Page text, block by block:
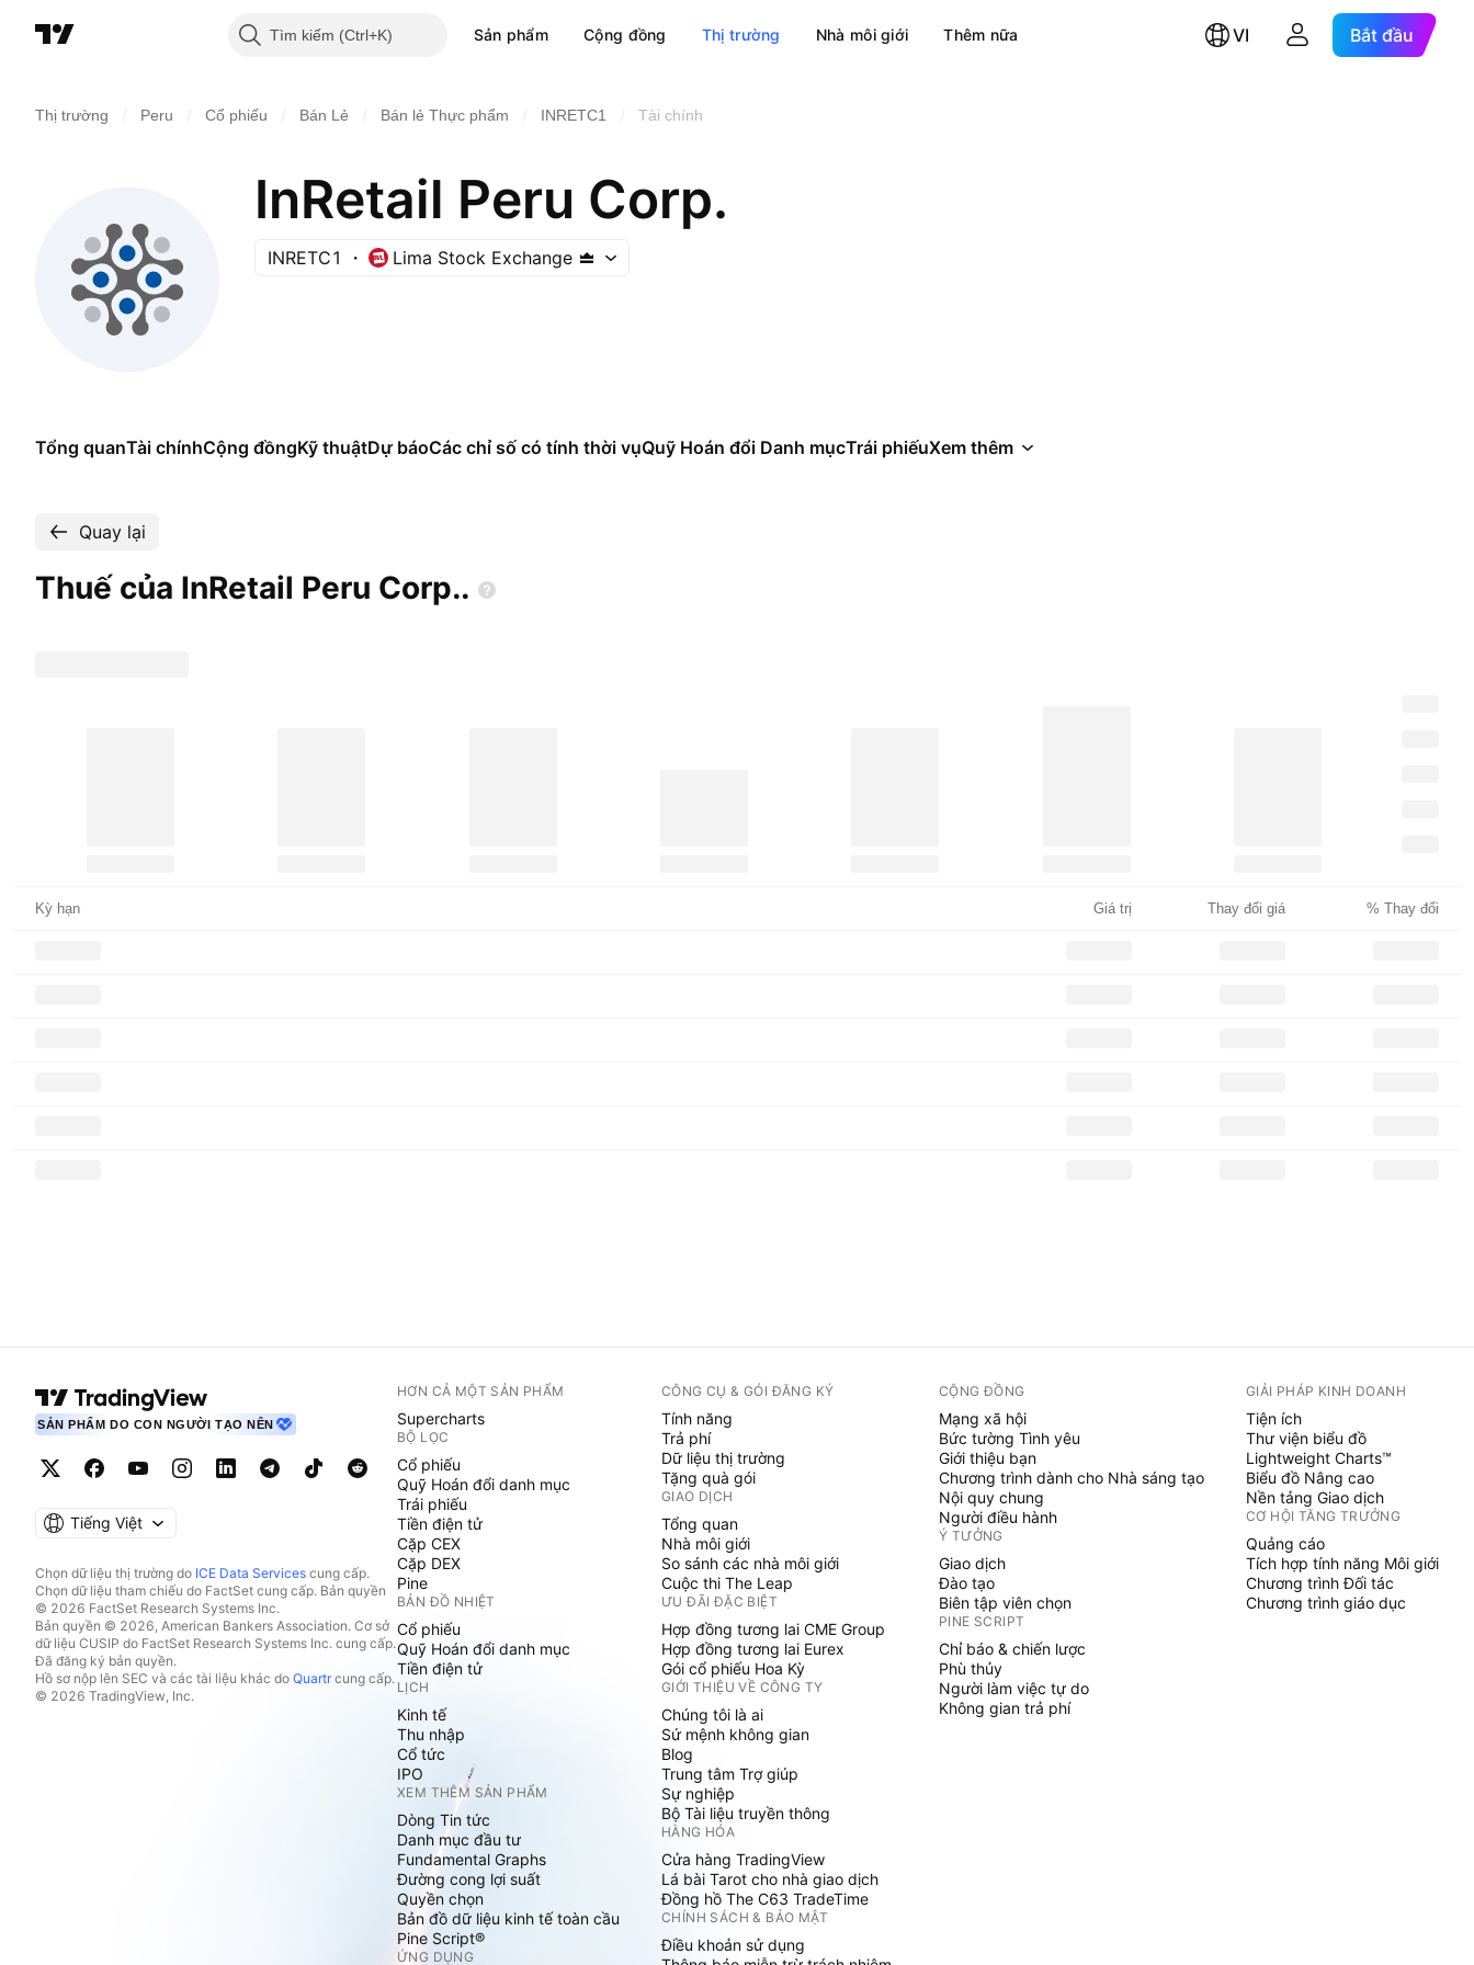
Tìm kiếm Sản phẩm Cộng đồng Thị trường Nhà môi giới Thêm nữa VI Bắt đầu
Thị trường Peru Cổ phiếu Bán Lẻ Bán lẻ Thực phẩm INRETC1 Tài chính
InRetail Peru Corp.
INRETC1 Lima Stock Exchange
Tổng quanTài chínhCộng đồngKỹ thuậtDự báoCác chỉ số có tính thời vụQuỹ Hoán đổi Danh mụcTrái phiếuXem thêm
Quay lại
Thuế của InRetail Peru Corp..
Kỳ hạn Giá trị Thay đổi giá % Thay đổi
SẢN PHẨM DO CON NGƯỜI TẠO NÊN
Tiếng Việt
Chọn dữ liệu thị trường do ICE Data Services cung cấp.
Chọn dữ liệu tham chiếu do FactSet cung cấp. Bản quyền
© 2026 FactSet Research Systems Inc.
Bản quyền © 2026, American Bankers Association. Cơ sở
dữ liệu CUSIP do FactSet Research Systems Inc. cung cấp.
Đã đăng ký bản quyền.
Hồ sơ nộp lên SEC và các tài liệu khác do Quartrcung cấp.
© 2026 TradingView, Inc.
HƠN CẢ MỘT SẢN PHẨM
Supercharts
BỘ LỌC
Cổ phiếu
Quỹ Hoán đổi danh mục
Trái phiếu
Tiền điện tử
Cặp CEX
Cặp DEX
Pine
BẢN ĐỒ NHIỆT
Cổ phiếu
Quỹ Hoán đổi danh mục
Tiền điện tử
LỊCH
Kinh tế
Thu nhập
Cổ tức
IPO
XEM THÊM SẢN PHẨM
Dòng Tin tức
Danh mục đầu tư
Fundamental Graphs
Đường cong lợi suất
Quyền chọn
Bản đồ dữ liệu kinh tế toàn cầu
Pine Script®
ỨNG DỤNG
CÔNG CỤ & GÓI ĐĂNG KÝ
Tính năng
Trả phí
Dữ liệu thị trường
Tặng quà gói
GIAO DỊCH
Tổng quan
Nhà môi giới
So sánh các nhà môi giới
Cuộc thi The Leap
ƯU ĐÃI ĐẶC BIỆT
Hợp đồng tương lai CME Group
Hợp đồng tương lai Eurex
Gói cổ phiếu Hoa Kỳ
GIỚI THIỆU VỀ CÔNG TY
Chúng tôi là ai
Sứ mệnh không gian
Blog
Trung tâm Trợ giúp
Sự nghiệp
Bộ Tài liệu truyền thông
HÀNG HÓA
Cửa hàng TradingView
Lá bài Tarot cho nhà giao dịch
Đồng hồ The C63 TradeTime
CHÍNH SÁCH & BẢO MẬT
Điều khoản sử dụng
CỘNG ĐỒNG
Mạng xã hội
Bức tường Tình yêu
Giới thiệu bạn
Chương trình dành cho Nhà sáng tạo
Nội quy chung
Người điều hành
Ý TƯỞNG
Giao dịch
Đào tạo
Biên tập viên chọn
PINE SCRIPT
Chỉ báo & chiến lược
Phù thủy
Người làm việc tự do
Không gian trả phí
GIẢI PHÁP KINH DOANH
Tiện ích
Thư viện biểu đồ
Lightweight Charts™
Biểu đồ Nâng cao
Nền tảng Giao dịch
CƠ HỘI TĂNG TRƯỞNG
Quảng cáo
Tích hợp tính năng Môi giới
Chương trình Đối tác
Chương trình giáo dục